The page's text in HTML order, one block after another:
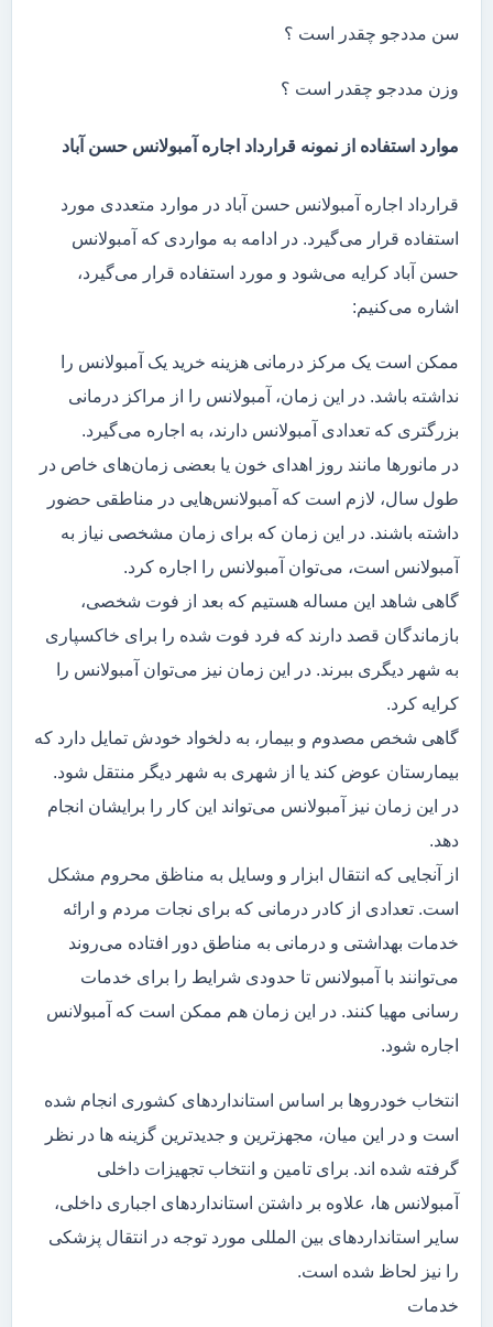
سن مددجو چقدر است ؟
وزن مددجو چقدر است ؟
موارد استفاده از نمونه قرارداد اجاره آمبولانس حسن آباد
قرارداد اجاره آمبولانس حسن آباد در موارد متعددی مورد
استفاده قرار می‌گیرد. در ادامه به مواردی که آمبولانس
حسن آباد کرایه می‌شود و مورد استفاده قرار می‌گیرد،
اشاره می‌کنیم:
ممکن است یک مرکز درمانی هزینه خرید یک آمبولانس را
نداشته باشد. در این زمان، آمبولانس را از مراکز درمانی
بزرگتری که تعدادی آمبولانس دارند، به اجاره می‌گیرد.
در مانور‌ها مانند روز اهدای خون یا بعضی زمان‌های خاص در
طول سال، لازم است که آمبولانس‌هایی در مناطقی حضور
داشته باشند. در این زمان که برای زمان مشخصی نیاز به
آمبولانس است، می‌توان آمبولانس را اجاره کرد.
گاهی شاهد این مساله هستیم که بعد از فوت شخصی،
بازماندگان قصد دارند که فرد فوت شده را برای خاکسپاری
به شهر دیگری ببرند. در این زمان نیز می‌توان آمبولانس را
کرایه کرد.
گاهی شخص مصدوم و بیمار، به دلخواد خودش تمایل دارد که
بیمارستان عوض کند یا از شهری به شهر دیگر منتقل شود.
در این زمان نیز آمبولانس می‌تواند این کار را برایشان انجام
دهد.
از آنجایی که انتقال ابزار و وسایل به مناظق محروم مشکل
است. تعدادی از کادر درمانی که برای نجات مردم و ارائه
خدمات بهداشتی و درمانی به مناطق دور افتاده می‌روند
می‌توانند با آمبولانس تا حدودی شرایط را برای خدمات
رسانی مهیا کنند. در این زمان هم ممکن است که آمبولانس
اجاره شود.
انتخاب خودروها بر اساس استانداردهای کشوری انجام شده
است و در این میان، مجهزترین و جدیدترین گزینه ها در نظر
گرفته شده اند. برای تامین و انتخاب تجهیزات داخلی
آمبولانس ها، علاوه بر داشتن استانداردهای اجباری داخلی،
سایر استانداردهای بین المللی مورد توجه در انتقال پزشکی
را نیز لحاظ شده است.
خدمات